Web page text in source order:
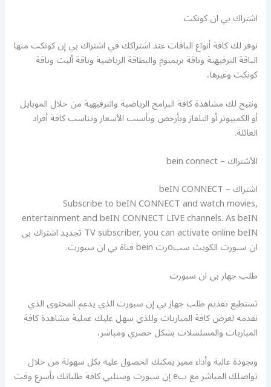
اشتراك بي ان كونكت
نوفر لك كافة أنواع الباقات عند اشتراكك في اشتراك بي إن كونكت منها
الباقة الترفيهية وباقة بريميوم والبطاقة الرياضية وباقة أليت وباقة
كونكت وغيرها،
ونتيح لك مشاهدة كافة البرامج الرياضية والترفيهية من خلال الموبايل
أو الكمبيوتر أو التلفاز وبأرخص وبأنسب الأسعار وتناسب كافة أفراد
العائلة.
الأشتراك – bein connect
اشتراك – beIN CONNECT
Subscribe to beIN CONNECT and watch movies,
entertainment and beIN CONNECT LIVE channels. As beIN
TV subscriber, you can activate online beIN تجديد اشتراك بي
ان سبورت الكويت سبoرت bein قناة بي ان سبورت.
طلب جهاز بي ان سبورت
تستطيع تقديم طلب جهاز بي إن سبورت الذي يدعم المحتوى الذي
نقدمه لعرض كافة المباريات وللذي سهل عليك عملية مشاهدة كافة
المباريات والمسلسلات بشكل حصري ومباشر،
وبجودة عالية وأداء مميز يمكنك الحصول عليه بكل سهولة من خلال
تواصلك المباشر مع بe إن سبورت وسنلبي كافة طلباتك بأسرع وقت